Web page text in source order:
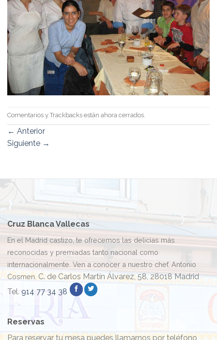
Comentarios y Trackbacks están ahora cerrados.
← Anterior
Siguiente →
Cruz Blanca Vallecas
En el Madrid castizo, te ofrecemos las delicias más
reconocidas y premiadas tanto nacional como
internacionalmente. Ven a conocer a nuestro chef, Antonio
Cosmen. C. de Carlos Martín Álvarez, 58, 28018 Madrid
Tel. 914 77 34 38
Reservas
Para reservar tu mesa puedes llamarnos por teléfono